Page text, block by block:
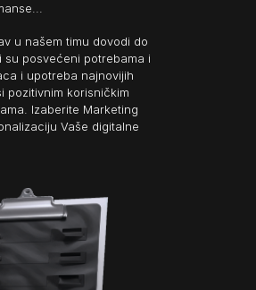
u našem timu dovodi do
su posvećeni potrebama i
i upotreba najnovijih
pozitivnim korisničkim
Izaberite Marketing
Vaše digitalne